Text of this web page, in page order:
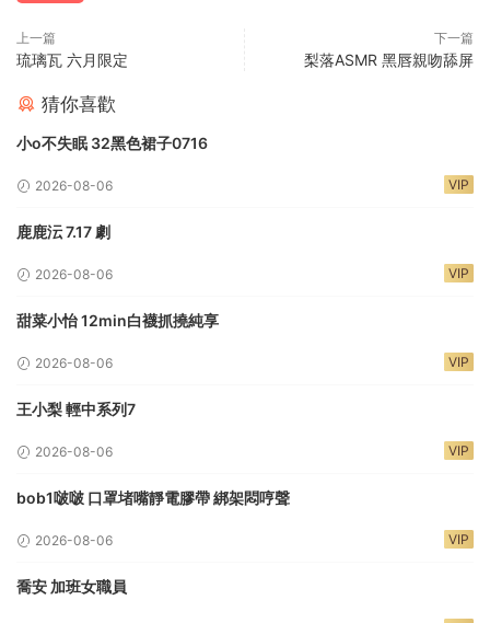
上一篇
琉璃瓦 六月限定
下一篇
梨落ASMR 黑唇親吻舔屏
猜你喜歡
小o不失眠 32黑色裙子0716
2026-08-06 VIP
鹿鹿沄 7.17 劇
2026-08-06 VIP
甜菜小怡 12min白襪抓撓純享
2026-08-06 VIP
王小梨 輕中系列7
2026-08-06 VIP
bob1啵啵 口罩堵嘴靜電膠帶 綁架悶哼聲
2026-08-06 VIP
喬安 加班女職員